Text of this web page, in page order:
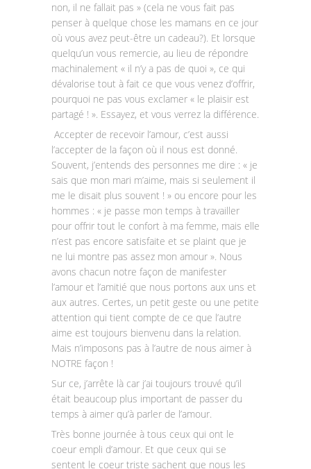
non, il ne fallait pas » (cela ne vous fait pas
penser à quelque chose les mamans en ce jour
où vous avez peut-être un cadeau?). Et lorsque
quelqu’un vous remercie, au lieu de répondre
machinalement « il n’y a pas de quoi », ce qui
dévalorise tout à fait ce que vous venez d’offrir,
pourquoi ne pas vous exclamer « le plaisir est
partagé ! ». Essayez, et vous verrez la différence.
Accepter de recevoir l’amour, c’est aussi
l’accepter de la façon où il nous est donné.
Souvent, j’entends des personnes me dire : « je
sais que mon mari m’aime, mais si seulement il
me le disait plus souvent ! » ou encore pour les
hommes : « je passe mon temps à travailler
pour offrir tout le confort à ma femme, mais elle
n’est pas encore satisfaite et se plaint que je
ne lui montre pas assez mon amour ». Nous
avons chacun notre façon de manifester
l’amour et l’amitié que nous portons aux uns et
aux autres. Certes, un petit geste ou une petite
attention qui tient compte de ce que l’autre
aime est toujours bienvenu dans la relation.
Mais n’imposons pas à l’autre de nous aimer à
NOTRE façon !
Sur ce, j’arrête là car j’ai toujours trouvé qu’il
était beaucoup plus important de passer du
temps à aimer qu’à parler de l’amour.
Très bonne journée à tous ceux qui ont le
coeur empli d’amour. Et que ceux qui se
sentent le coeur triste sachent que nous les